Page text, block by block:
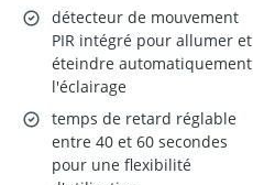
détecteur de mouvement
PIR intégré pour allumer et
éteindre automatiquement
l'éclairage
temps de retard réglable
entre 40 et 60 secondes
pour une flexibilité